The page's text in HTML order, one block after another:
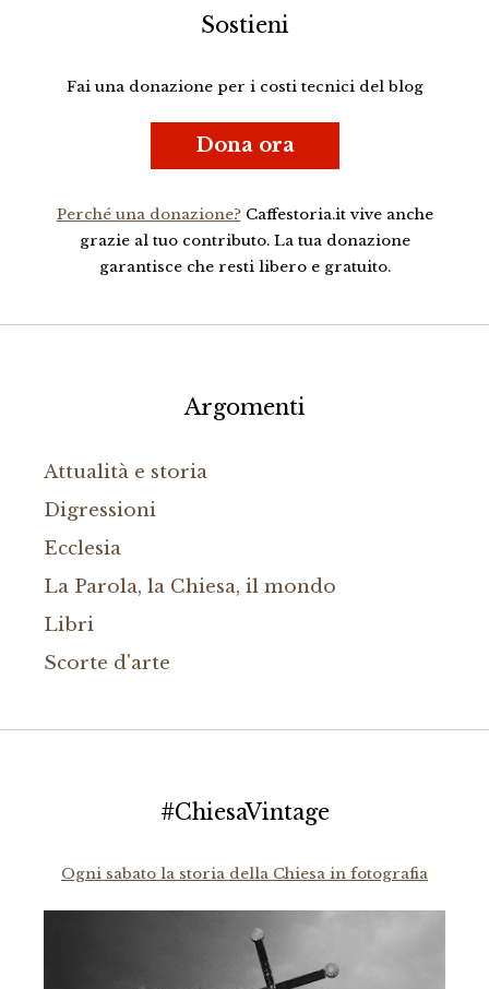
Sostieni
Fai una donazione per i costi tecnici del blog
Dona ora
Perché una donazione?Caffestoria.it vive anche
grazie al tuo contributo. La tua donazione
garantisce che resti libero e gratuito.
Argomenti
Attualità e storia
Digressioni
Ecclesia
La Parola, la Chiesa, il mondo
Libri
Scorte d'arte
#ChiesaVintage
Ogni sabato la storia della Chiesa in fotografia